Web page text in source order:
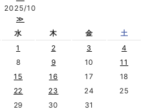
2025/10
≫
水 木 金
土
1
2 3
4
8 9 10
11
15 16 17
18
22 23 24
25
29 30 31